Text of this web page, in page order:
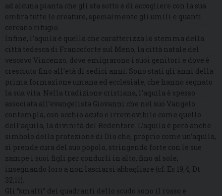
ad alcuna pianta che gli sta sotto e di accogliere con la sua
ombra tutte le creature, specialmente gli umili e quanti
cercano rifugio.
Infine, l’aquila è quella che caratterizza lo stemma della
città tedesca di Francoforte sul Meno, la città natale del
vescovo Vincenzo, dove emigrarono i suoi genitori e dove è
cresciuto fino all’età di sedici anni. Sono stati gli anni della
prima formazione umana ed ecclesiale, che hanno segnato
la sua vita. Nella tradizione cristiana, l’aquila è spesso
associata all’evangelista Giovanni che nel suo Vangelo
contempla, con occhio acuto e irremovibile come quello
dell’aquila, la divinità del Redentore. L’aquila è però anche
simbolo della protezione di Dio che, proprio come un’aquila,
si prende cura del suo popolo, stringendo forte con le sue
zampe i suoi figli per condurli in alto, fino al sole,
insegnando loro a non lasciarsi abbagliare (cf. Es 19,4; Dt
32,11).
Gli “smalti” dei quadranti dello scudo sono il rosso e